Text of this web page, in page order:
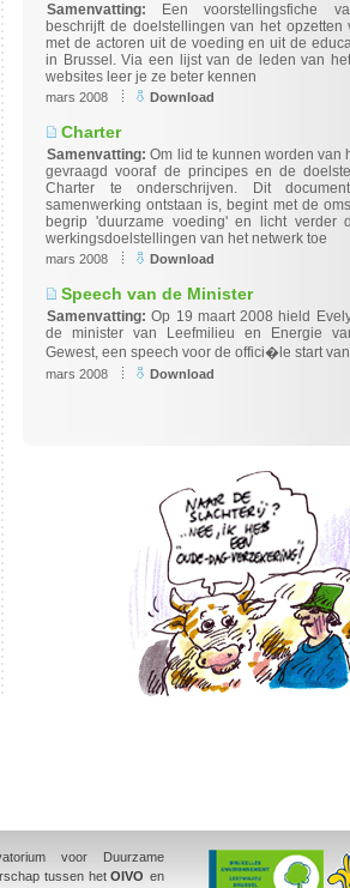
Samenvatting:
Een voorstellingsfiche
beschrijft de doelstellingen van het opzetten
met de actoren uit de voeding en uit de
in Brussel. Via een lijst van de leden van
websites leer je ze beter kennen
mars 2008 Download
Charter
Samenvatting:Om lid te kunnen worden van
gevraagd vooraf de principes en de
Charter te onderschrijven. Dit
samenwerking ontstaan is, begint met de
begrip 'duurzame voeding' en licht verder
werkingsdoelstellingen van het netwerk toe
mars 2008 Download
Speech van de Minister
Samenvatting:Op 19 maart 2008 hield
de minister van Leefmilieu en Energie
Gewest, een speech voor de offici�le start
mars 2008 Download
voor Duurzame
tussen hetOIVO en